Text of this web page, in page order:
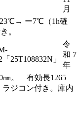
月
ー7℃（1h確
。
25T108832N」
令
和 7
年
㎜。 有効長1265
ジコン付き。庫内